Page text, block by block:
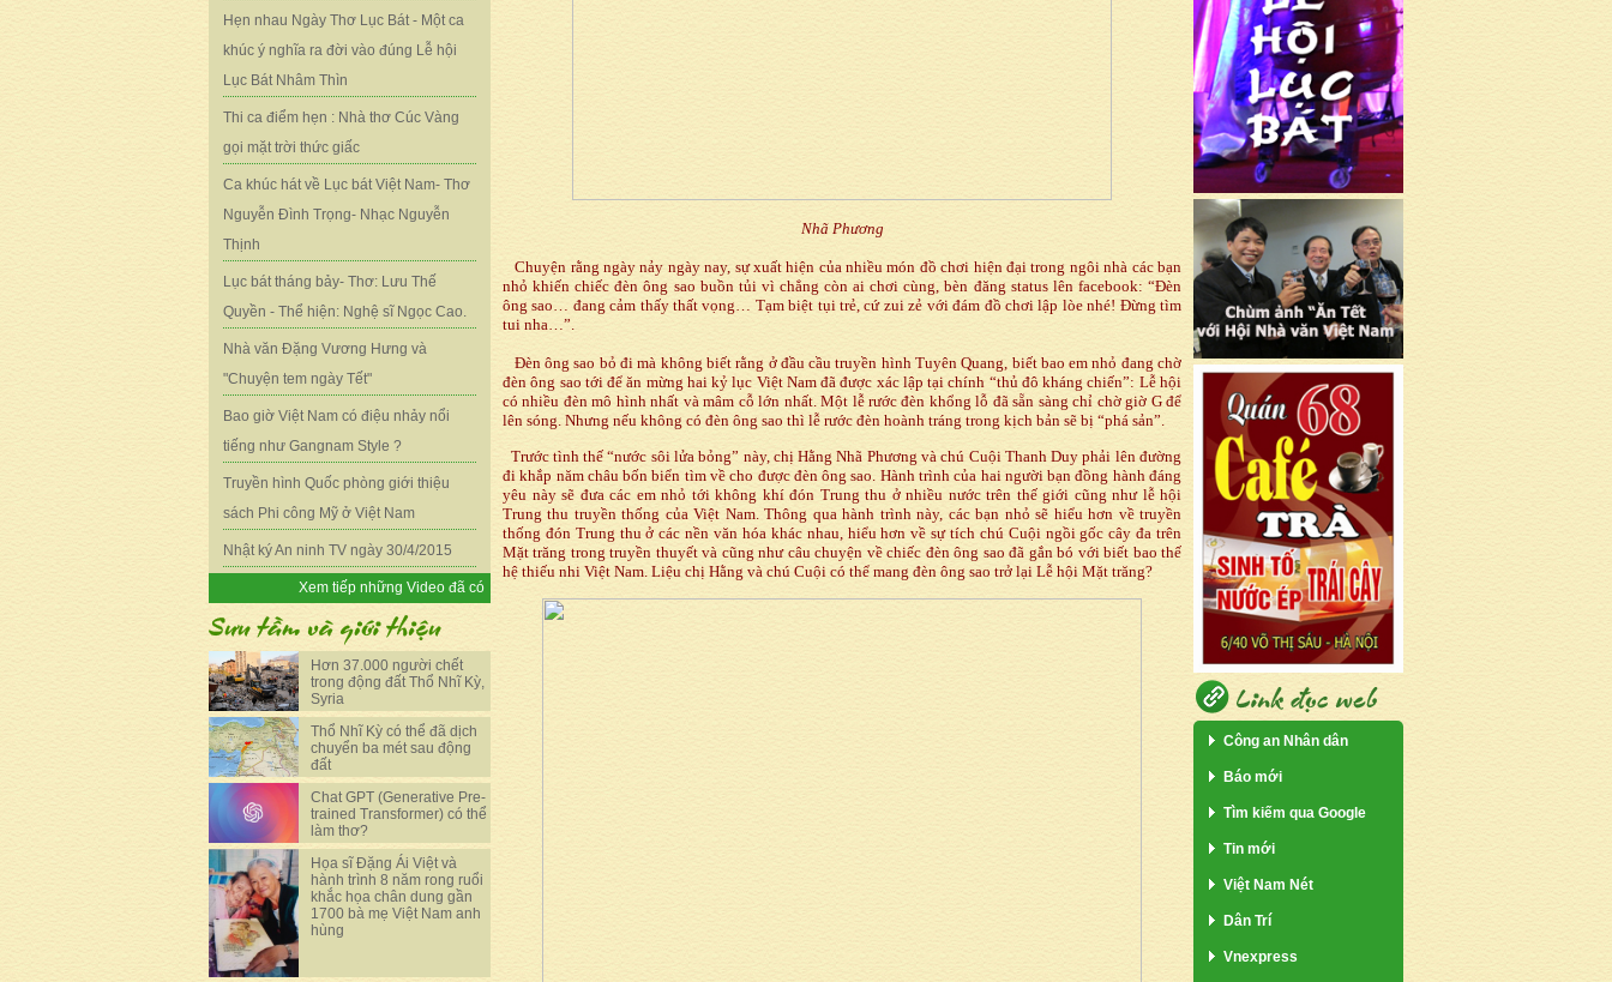
Hẹn nhau Ngày Thơ Lục Bát - Một ca
khúc ý nghĩa ra đời vào đúng Lễ hội
Lục Bát Nhâm Thìn
Thi ca điểm hẹn : Nhà thơ Cúc Vàng
gọi mặt trời thức giấc
Ca khúc hát về Lục bát Việt Nam- Thơ
Nguyễn Đình Trọng- Nhạc Nguyễn
Thịnh
Lục bát tháng bảy- Thơ: Lưu Thế
Quyền - Thể hiện: Nghệ sĩ Ngọc Cao.
Nhà văn Đặng Vương Hưng và
"Chuyện tem ngày Tết"
Bao giờ Việt Nam có điệu nhảy nổi
tiếng như Gangnam Style ?
Truyền hình Quốc phòng giới thiệu
sách Phi công Mỹ ở Việt Nam
Nhật ký An ninh TV ngày 30/4/2015
Xem tiếp những Video đã có
Hơn 37.000 người chết
trong động đất Thổ Nhĩ Kỳ,
Syria
Thổ Nhĩ Kỳ có thể đã dịch
chuyển ba mét sau động
đất
Chat GPT (Generative Pre-
trained Transformer) có thể
làm thơ?
Họa sĩ Đặng Ái Việt và
hành trình 8 năm rong ruổi
khắc họa chân dung gần
1700 bà mẹ Việt Nam anh
hùng
Nhã Phương
Chuyện rằng ngày nảy ngày nay, sự xuất hiện của nhiều món đồ chơi hiện đại trong ngôi nhà các bạn
nhỏ khiến chiếc đèn ông sao buồn tủi vì chẳng còn ai chơi cùng, bèn đăng status lên facebook: “Đèn
ông sao… đang cảm thấy thất vọng… Tạm biệt tụi trẻ, cứ zui zẻ với đám đồ chơi lập lòe nhé! Đừng tìm
tui nha…”.
Đèn ông sao bỏ đi mà không biết rằng ở đầu cầu truyền hình Tuyên Quang, biết bao em nhỏ đang chờ
đèn ông sao tới để ăn mừng hai kỷ lục Việt Nam đã được xác lập tại chính “thủ đô kháng chiến”: Lễ hội
có nhiều đèn mô hình nhất và mâm cỗ lớn nhất. Một lễ rước đèn khổng lỗ đã sẵn sàng chỉ chờ giờ G để
lên sóng. Nhưng nếu không có đèn ông sao thì lễ rước đèn hoành tráng trong kịch bản sẽ bị “phá sản”.
Trước tình thế “nước sôi lửa bỏng” này, chị Hằng Nhã Phương và chú Cuội Thanh Duy phải lên đường
đi khắp năm châu bốn biển tìm về cho được đèn ông sao. Hành trình của hai người bạn đồng hành đáng
yêu này sẽ đưa các em nhỏ tới không khí đón Trung thu ở nhiều nước trên thế giới cũng như lễ hội
Trung thu truyền thống của Việt Nam. Thông qua hành trình này, các bạn nhỏ sẽ hiểu hơn về truyền
thống đón Trung thu ở các nền văn hóa khác nhau, hiểu hơn về sự tích chú Cuội ngồi gốc cây đa trên
Mặt trăng trong truyền thuyết và cũng như câu chuyện về chiếc đèn ông sao đã gắn bó với biết bao thế
hệ thiếu nhi Việt Nam. Liệu chị Hằng và chú Cuội có thể mang đèn ông sao trở lại Lễ hội Mặt trăng?
Công an Nhân dân
Báo mới
Tìm kiếm qua Google
Tin mới
Việt Nam Nét
Dân Trí
Vnexpress